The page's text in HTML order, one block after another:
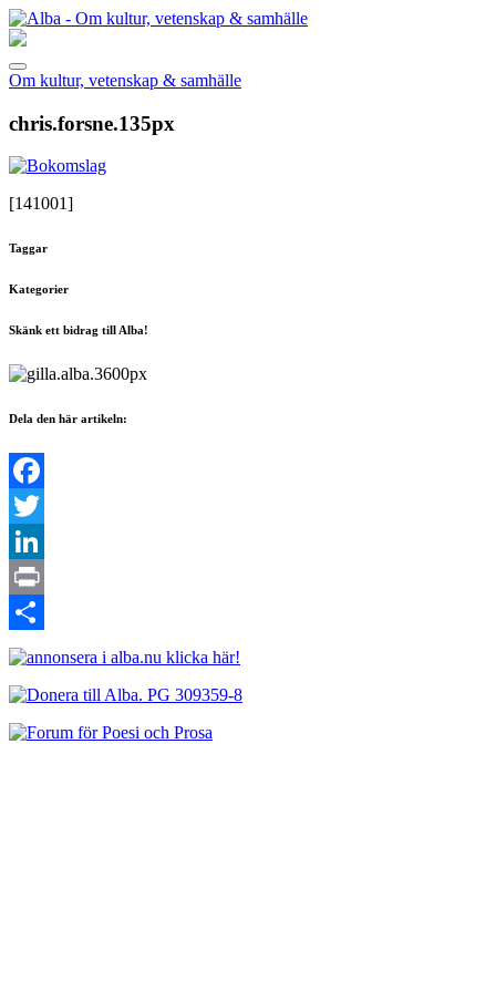
Om kultur, vetenskap & samhälle
chris.forsne.135px
[141001]
Taggar
Kategorier
Skänk ett bidrag till Alba!
Dela den här artikeln:
Facebook
Twitter
LinkedIn
Print
Dela